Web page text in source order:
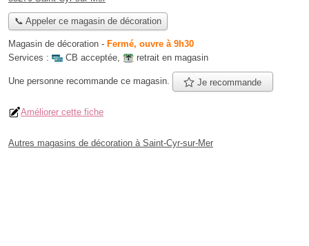
📞 Appeler ce magasin de décoration
Magasin de décoration - Fermé, ouvre à 9h30
Services :
CB acceptée, retrait en magasin
Une personne recommande ce magasin. Je recommande
Améliorer cette fiche
Autres magasins de décoration à Saint-Cyr-sur-Mer